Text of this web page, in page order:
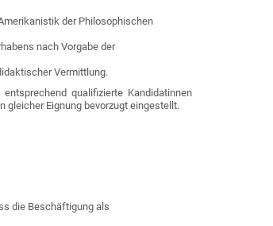
der Philosophischen
nach Vorgabe der
Vermittlung.
qualifizierte Kandidatinnen
gleicher Eignung bevorzugt eingestellt.
die Beschäftigung als